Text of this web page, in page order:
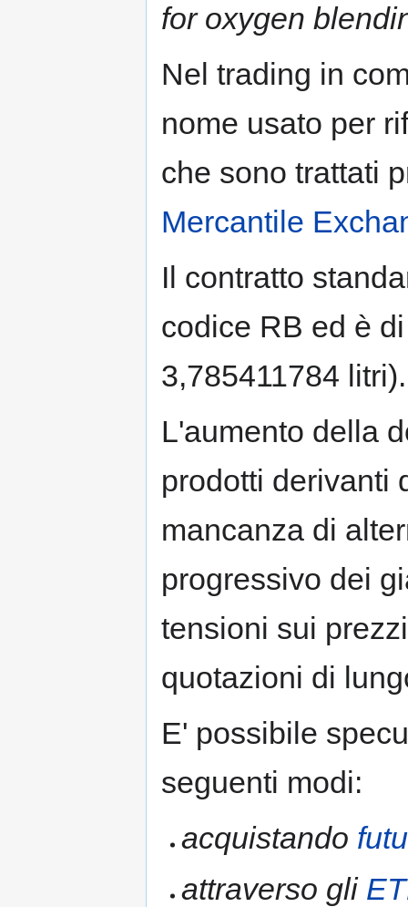
for oxygen
Nel trading in
nome usato per
che sono trattati
Mercantile
Il contratto
codice RB ed è
3,785411784 litri).
L'aumento della
prodotti derivanti
mancanza di
progressivo dei
tensioni sui
quotazioni di
E' possibile
seguenti modi:
acquistando
attraverso gli